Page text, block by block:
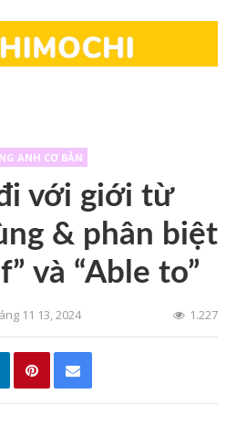
ANH CƠ BẢN
với giới từ
& phân biệt
và “Able to”
11 13, 2024 1.227